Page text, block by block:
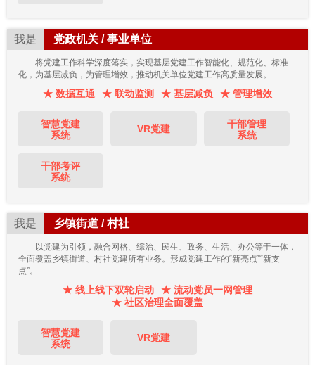
我是 党政机关 / 事业单位
将党建工作科学深度落实，实现基层党建工作智能化、规范化、标准
化，为基层减负，为管理增效，推动机关单位党建工作高质量发展。
★ 数据互通 ★ 联动监测 ★ 基层减负 ★ 管理增效
智慧党建
系统
VR党建
干部管理
系统
干部考评
系统
我是 乡镇街道 / 村社
以党建为引领，融合网格、综治、民生、政务、生活、办公等于一体，
全面覆盖乡镇街道、村社党建所有业务。形成党建工作的“新亮点”“新支
点”。
★ 线上线下双轮启动
★ 流动党员一网管理
★ 社区治理全面覆盖
智慧党建
系统
VR党建